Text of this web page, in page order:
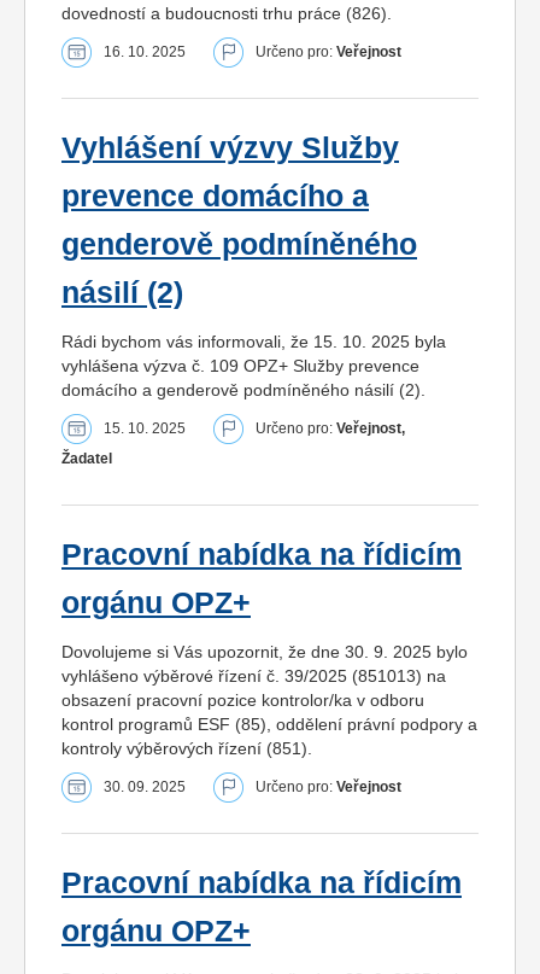
dovedností a budoucnosti trhu práce (826).
16. 10. 2025 Určeno pro: Veřejnost
Vyhlášení výzvy Služby
prevence domácího a
genderově podmíněného
násilí (2)
Rádi bychom vás informovali, že 15. 10. 2025 byla
vyhlášena výzva č. 109 OPZ+ Služby prevence
domácího a genderově podmíněného násilí (2).
15. 10. 2025 Určeno pro: Veřejnost,
Žadatel
Pracovní nabídka na řídicím
orgánu OPZ+
Dovolujeme si Vás upozornit, že dne 30. 9. 2025 bylo
vyhlášeno výběrové řízení č. 39/2025 (851013) na
obsazení pracovní pozice kontrolor/ka v odboru
kontrol programů ESF (85), oddělení právní podpory a
kontroly výběrových řízení (851).
30. 09. 2025 Určeno pro: Veřejnost
Pracovní nabídka na řídicím
orgánu OPZ+